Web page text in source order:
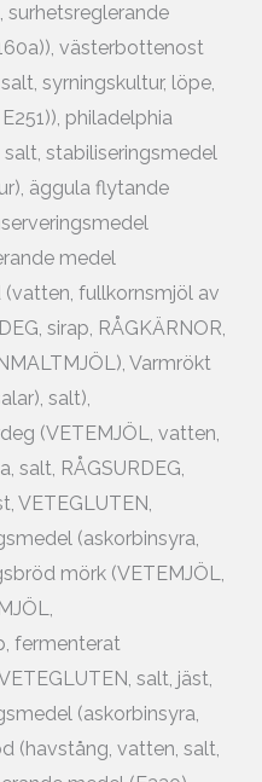
surhetsreglerande
västerbottenost
syrningskultur, löpe,
philadelphia
salt, stabiliseringsmedel
äggula flytande
medel
(vatten, fullkornsmjöl av
sirap, RÅGKÄRNOR,
Varmrökt
salt),
(VETEMJÖL, vatten,
salt, RÅGSURDEG,
VETEGLUTEN,
(askorbinsyra,
mörk (VETEMJÖL,
fermenterat
salt, jäst,
(askorbinsyra,
(havstång, vatten, salt,